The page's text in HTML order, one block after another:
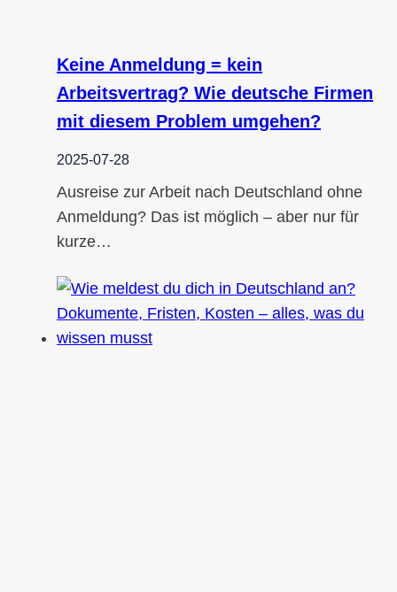
Keine Anmeldung = kein
Arbeitsvertrag? Wie deutsche Firmen
mit diesem Problem umgehen?
2025-07-28
Ausreise zur Arbeit nach Deutschland ohne
Anmeldung? Das ist möglich – aber nur für
kurze…